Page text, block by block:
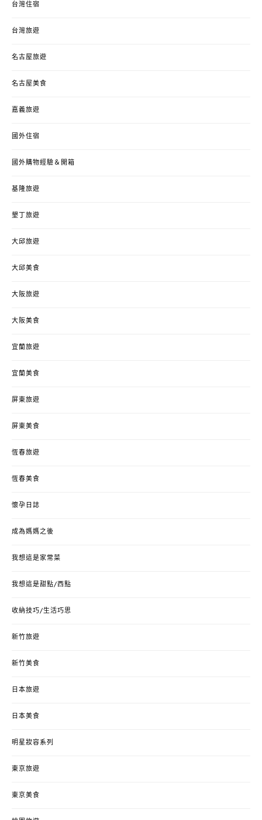
台灣住宿
台灣旅遊
名古屋旅遊
名古屋美食
嘉義旅遊
國外住宿
國外購物經驗＆開箱
基隆旅遊
墾丁旅遊
大邱旅遊
大邱美食
大阪旅遊
大阪美食
宜蘭旅遊
宜蘭美食
屏東旅遊
屏東美食
恆春旅遊
恆春美食
懷孕日誌
成為媽媽之後
我想這是家常菜
我想這是甜點/西點
收納技巧/生活巧思
新竹旅遊
新竹美食
日本旅遊
日本美食
明星妝容系列
東京旅遊
東京美食